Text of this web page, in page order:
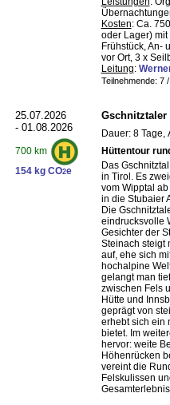
Kosten: Ca.
oder Lager)
Frühstück, An-
vor Ort, 3 x
Leitung:
Teilnehmende: 7
25.07.2026
- 01.08.2026
700 km
154 kg CO2e
Gschnitztaler
Dauer: 8 Tage,
Hüttentour
Das
in Tirol. Es
vom Wipptal
in die Stubaier
Die
eindrucksvolle
Gesichter der
Steinach steigt
auf, ehe sich
hochalpine
gelangt man
zwischen Fels
Hütte und
geprägt von
erhebt sich ein
bietet. Im
hervor: weite
Höhenrücken
vereint die
Felskulissen